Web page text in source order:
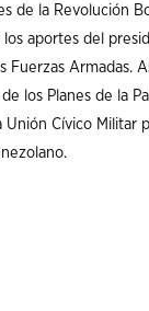
de la Revolución
aportes del
Armadas.
los Planes de la
Cívico Militar